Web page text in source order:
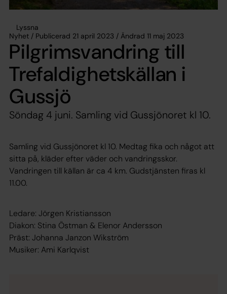
Lyssna
Nyhet / Publicerad 21 april 2023 / Ändrad 11 maj 2023
Pilgrimsvandring till
Trefaldighetskällan i
Gussjö
Söndag 4 juni. Samling vid Gussjönoret kl 10.
Samling vid Gussjönoret kl 10. Medtag fika och något att
sitta på, kläder efter väder och vandringsskor.
Vandringen till källan är ca 4 km. Gudstjänsten firas kl
11.00.
Ledare: Jörgen Kristiansson
Diakon: Stina Östman & Elenor Andersson
Präst: Johanna Janzon Wikström
Musiker: Ami Karlqvist